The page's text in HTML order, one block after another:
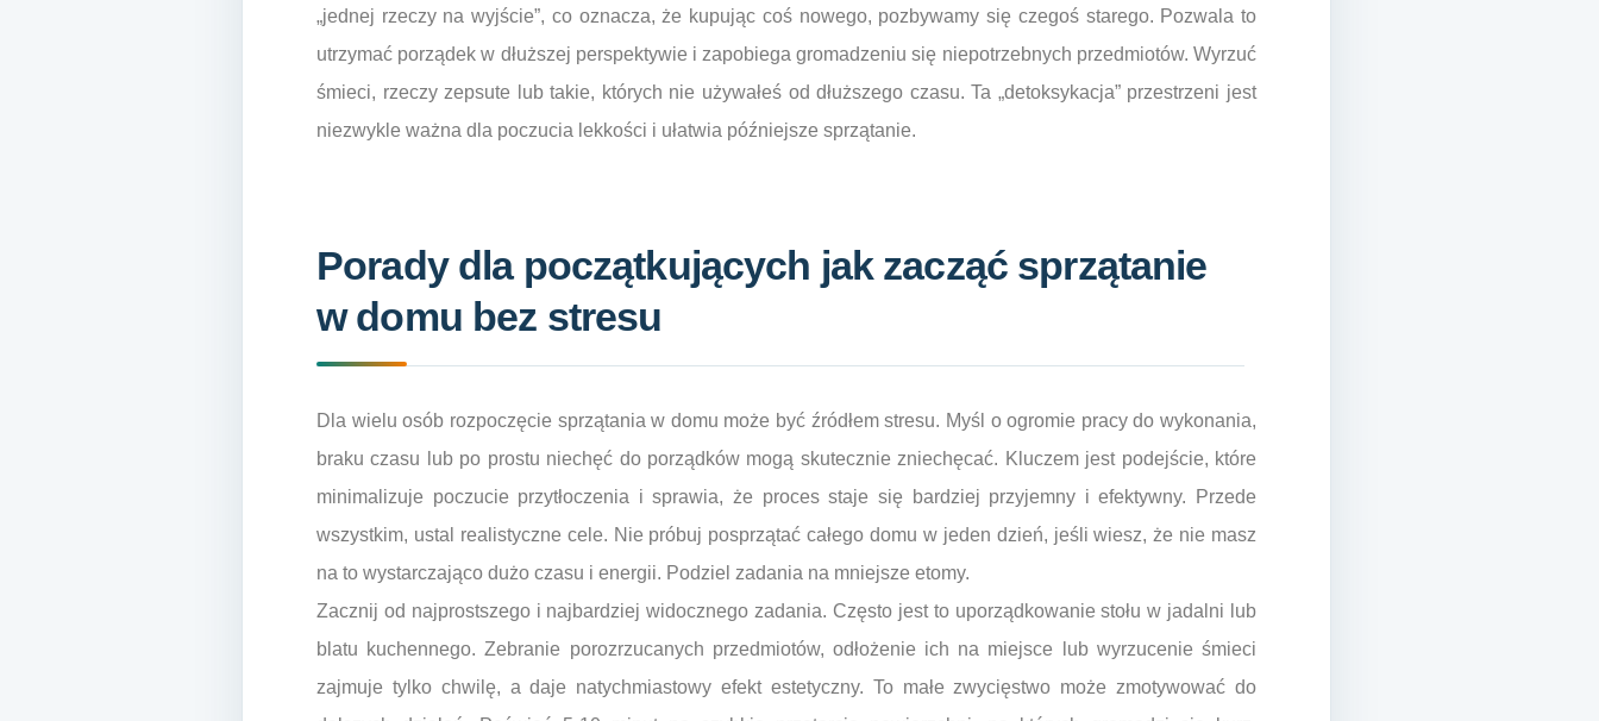
„jednej rzeczy na wyjście”, co oznacza, że kupując coś nowego, pozbywamy się czegoś starego. Pozwala to
utrzymać porządek w dłuższej perspektywie i zapobiega gromadzeniu się niepotrzebnych przedmiotów. Wyrzuć
śmieci, rzeczy zepsute lub takie, których nie używałeś od dłuższego czasu. Ta „detoksykacja” przestrzeni jest
niezwykle ważna dla poczucia lekkości i ułatwia późniejsze sprzątanie.
Porady dla początkujących jak zacząć sprzątanie
w domu bez stresu
Dla wielu osób rozpoczęcie sprzątania w domu może być źródłem stresu. Myśl o ogromie pracy do wykonania,
braku czasu lub po prostu niechęć do porządków mogą skutecznie zniechęcać. Kluczem jest podejście, które
minimalizuje poczucie przytłoczenia i sprawia, że proces staje się bardziej przyjemny i efektywny. Przede
wszystkim, ustal realistyczne cele. Nie próbuj posprzątać całego domu w jeden dzień, jeśli wiesz, że nie masz
na to wystarczająco dużo czasu i energii. Podziel zadania na mniejsze etomy.
Zacznij od najprostszego i najbardziej widocznego zadania. Często jest to uporządkowanie stołu w jadalni lub
blatu kuchennego. Zebranie porozrzucanych przedmiotów, odłożenie ich na miejsce lub wyrzucenie śmieci
zajmuje tylko chwilę, a daje natychmiastowy efekt estetyczny. To małe zwycięstwo może zmotywować do